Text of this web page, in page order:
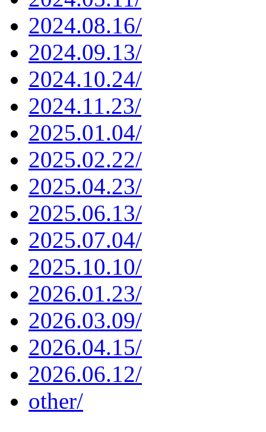
2024.08.16/
2024.09.13/
2024.10.24/
2024.11.23/
2025.01.04/
2025.02.22/
2025.04.23/
2025.06.13/
2025.07.04/
2025.10.10/
2026.01.23/
2026.03.09/
2026.04.15/
2026.06.12/
other/